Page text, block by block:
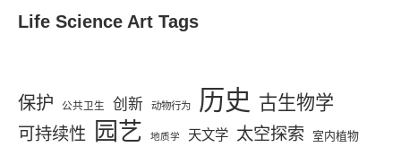
Life Science Art Tags
保护 公共卫生 创新 动物行为 历史 古生物学
可持续性 园艺 地质学 天文学 太空探索 室内植物